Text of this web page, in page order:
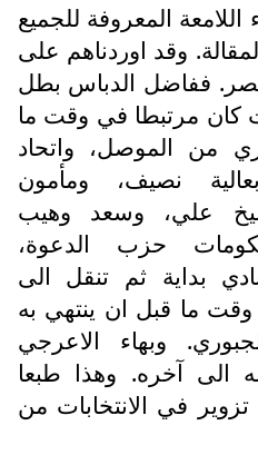
المعروفة للجميع
وقد اوردناهم على
ففاضل الدباس بطل
كان مرتبطا في وقت ما
من الموصل، واتحاد
نصيف، ومأمون
علي، وسعد وهيب
حزب الدعوة،
بداية ثم تنقل الى
ما قبل ان ينتهي به
وبهاء الاعرجي
الى آخره. وهذا طبعا
في الانتخابات من